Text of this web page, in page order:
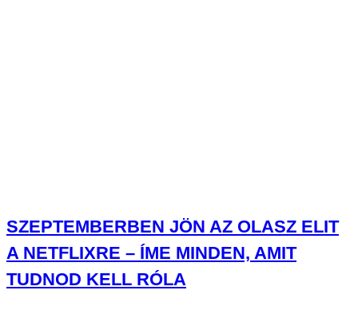
SZEPTEMBERBEN JÖN AZ OLASZ ELIT
A NETFLIXRE – ÍME MINDEN, AMIT
TUDNOD KELL RÓLA